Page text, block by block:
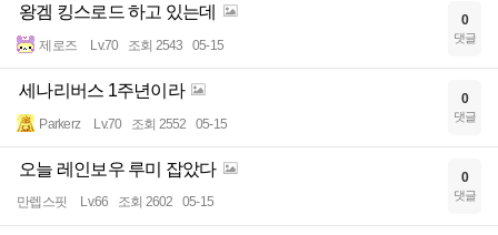
왕겜 킹스로드 하고 있는데
제로즈 Lv.70 조회 2543 05-15
0
댓글
세나리버스 1주년이라
Parkerz Lv.70 조회 2552 05-15
0
댓글
오늘 레인보우 루미 잡았다
만렙스핏 Lv.66 조회 2602 05-15
0
댓글